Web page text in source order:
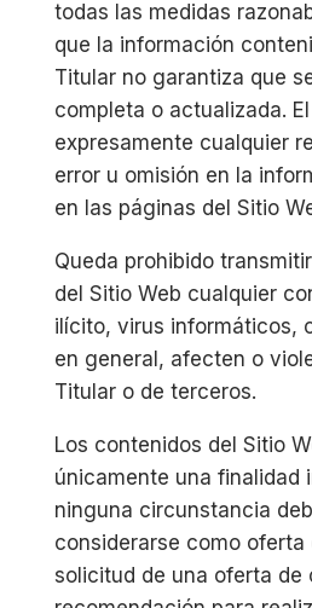
todas las medidas
que la información
Titular no garantiza que
completa o actualizada.
expresamente cualquier
error u omisión en la
en las páginas del Sitio
Queda prohibido
del Sitio Web cualquier
ilícito, virus informáticos,
en general, afecten o
Titular o de terceros.
Los contenidos del Sitio
únicamente una finalidad
ninguna circunstancia
considerarse como oferta
solicitud de una oferta de